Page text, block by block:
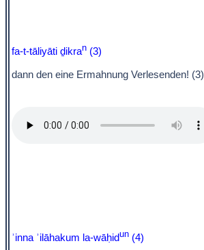
fa-t-tāliyāti ḏikran (3)
dann den eine Ermahnung Verlesenden! (3)
ʾinna ʾilāhakum la-wāḥidun (4)